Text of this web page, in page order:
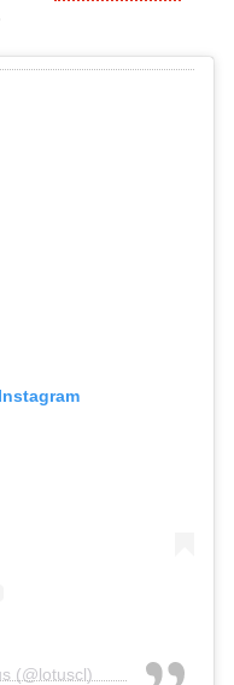
(@lotuscl)